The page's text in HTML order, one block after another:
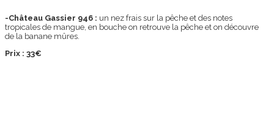
-Château Gassier 946 : un nez frais sur la pêche et des notes
tropicales de mangue, en bouche on retrouve la pêche et on découvre
de la banane mûres.
Prix : 33€